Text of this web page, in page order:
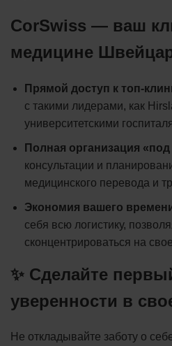
CorSwiss — ваш
медицине
Прямой доступ к топ-
с такими лидерами, как
университетскими
Полная организация
консультации и
медицинского перевода и
Экономия вашего
себя всю логистику,
сконцентрироваться на
✨ Сделайте
уверенности в
Не откладывайте заботу о